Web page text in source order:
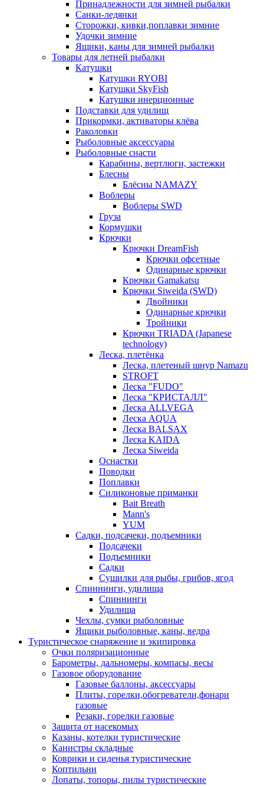
Принадлежности для зимней рыбалки
Санки-ледянки
Сторожки, кивки,поплавки зимние
Удочки зимние
Ящики, каны для зимней рыбалки
Товары для летней рыбалки
Катушки
Катушки RYOBI
Катушки SkyFish
Катушки инерционные
Подставки для удилищ
Прикормки, активаторы клёва
Раколовки
Рыболовные аксессуары
Рыболовные снасти
Карабины, вертлюги, застежки
Блесны
Блёсны NAMAZY
Воблеры
Воблеры SWD
Груза
Кормушки
Крючки
Крючки DreamFish
Крючки офсетные
Одинарные крючки
Крючки Gamakatsu
Крючки Siweida (SWD)
Двойники
Одинарные крючки
Тройники
Крючки TRIADA (Japanese
technology)
Леска, плетёнка
Леска, плетеный шнур Namazu
STROFT
Леска "FUDO"
Леска "КРИСТАЛЛ"
Леска ALLVEGA
Леска AQUA
Леска BALSAX
Леска KAIDA
Леска Siweida
Оснастки
Поводки
Поплавки
Силиконовые приманки
Bait Breath
Mann's
YUM
Садки, подсачеки, подъемники
Подсачеки
Подъемники
Садки
Сушилки для рыбы, грибов, ягод
Спиннинги, удилища
Спиннинги
Удилища
Чехлы, сумки рыболовные
Ящики рыболовные, каны, ведра
Туристическое снаряжение и экипировка
Очки поляризационные
Барометры, дальномеры, компасы, весы
Газовое оборудование
Газовые баллоны, аксессуары
Плиты, горелки,обогреватели,фонари
газовые
Резаки, горелки газовые
Защита от насекомых
Казаны, котелки туристические
Канистры складные
Коврики и сиденья туристические
Коптильни
Лопаты, топоры, пилы туристические